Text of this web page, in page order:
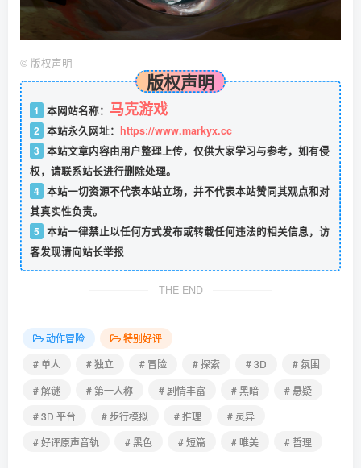
© 版权声明
版权声明
1 本网站名称： 马克游戏
2 本站永久网址： https://www.markyx.cc
3 本站文章内容由用户整理上传，仅供大家学习与参考，如有侵
权，请联系站长进行删除处理。
4 本站一切资源不代表本站立场，并不代表本站赞同其观点和对
其真实性负责。
5 本站一律禁止以任何方式发布或转载任何违法的相关信息，访
客发现请向站长举报
THE END
动作冒险
特别好评
# 单人
# 独立 # 冒险 # 探索 # 3D
# 氛围
# 解谜
# 第一人称 # 剧情丰富 # 黑暗
# 悬疑
# 3D 平台
# 步行模拟 # 推理
# 灵异
# 好评原声音轨
# 黑色 # 短篇 # 唯美 # 哲理